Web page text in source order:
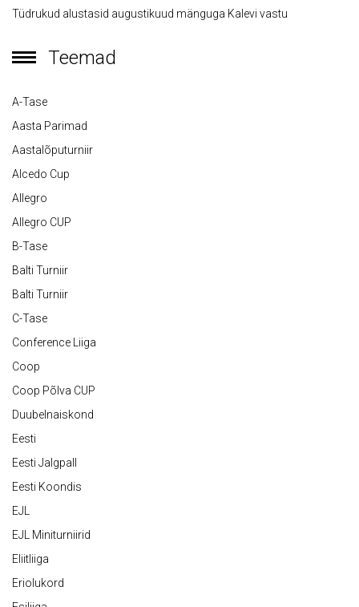
Tüdrukud alustasid augustikuud mänguga Kalevi vastu
Teemad
A-Tase
Aasta Parimad
Aastalõputurniir
Alcedo Cup
Allegro
Allegro CUP
B-Tase
Balti Turniir
Balti Turniir
C-Tase
Conference Liiga
Coop
Coop Põlva CUP
Duubelnaiskond
Eesti
Eesti Jalgpall
Eesti Koondis
EJL
EJL Miniturniirid
Eliitliiga
Eriolukord